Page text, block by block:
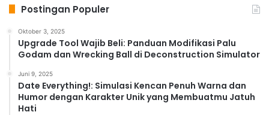
Postingan Populer
Oktober 3, 2025
Upgrade Tool Wajib Beli: Panduan Modifikasi Palu
Godam dan Wrecking Ball di Deconstruction Simulator
Juni 9, 2025
Date Everything!: Simulasi Kencan Penuh Warna dan
Humor dengan Karakter Unik yang Membuatmu Jatuh
Hati